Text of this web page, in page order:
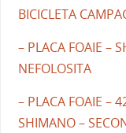
BICICLETA
– PLACA FOAIE –
NEFOLOSITA
– PLACA FOAIE –
SHIMANO –